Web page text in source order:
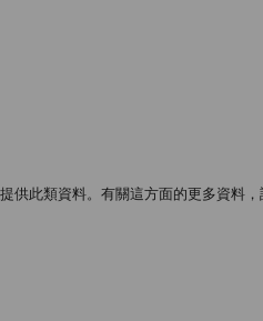
供此類資料。有關這方面的更多資料，